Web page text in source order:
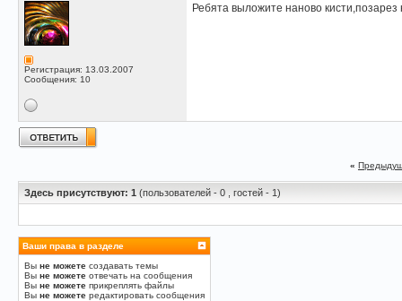
Регистрация: 13.03.2007
Сообщения: 10
Ребята выложите наново
«
Здесь присутствуют: 1 (пользователей - 0 , гостей - 1)
Ваши права в разделе
Вы не можете создавать темы
Вы не можете отвечать на сообщения
Вы не можете прикреплять файлы
Вы не можете редактировать сообщения